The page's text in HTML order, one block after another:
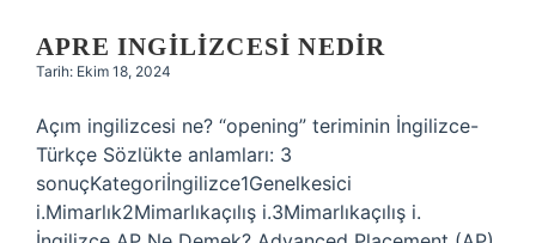
APRE INGILIZCESI NEDIR
Tarih: Ekim 18, 2024
Açım ingilizcesi ne? “opening” teriminin İngilizce-
Türkçe Sözlükte anlamları: 3
sonuçKategoriİngilizce1Genelkesici
i.Mimarlık2Mimarlıkaçılış i.3Mimarlıkaçılış i.